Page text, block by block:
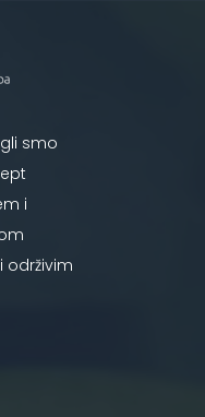
smo
i
održivim